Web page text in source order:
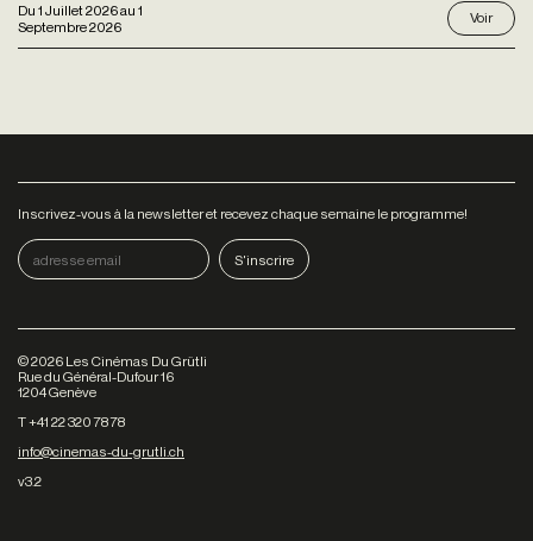
Du 1 Juillet 2026au 1
Septembre 2026
Voir
Inscrivez-vous à la newsletter et recevez chaque semaine le programme!
©2026 Les Cinémas Du Grütli
Rue du Général-Dufour 16
1204 Genève
T +41 22 320 78 78
info@cinemas-du-grutli.ch
v3.2